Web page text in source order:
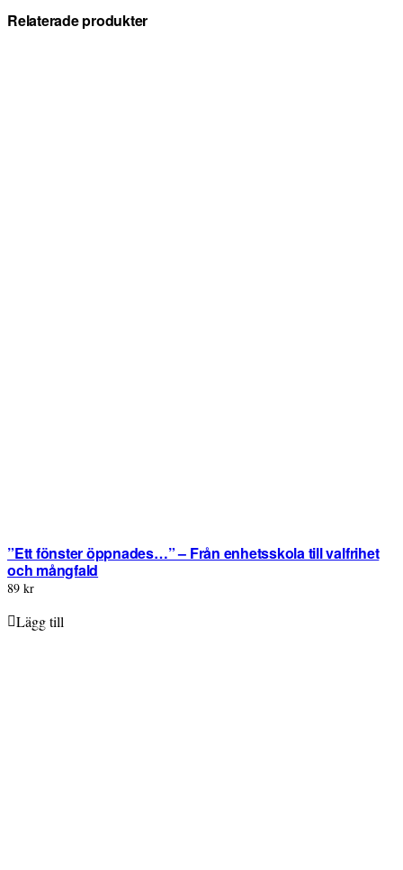
Relaterade produkter
”Ett fönster öppnades…” – Från enhetsskola till valfrihet
och mångfald
89 kr
Lägg till